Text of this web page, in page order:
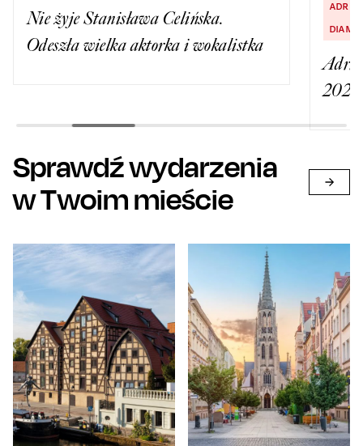
Nie żyje Stanisława Celińska.
Odeszła wielka aktorka i wokalistka
ADRIA
2026
Sprawdź wydarzenia
w Twoim mieście